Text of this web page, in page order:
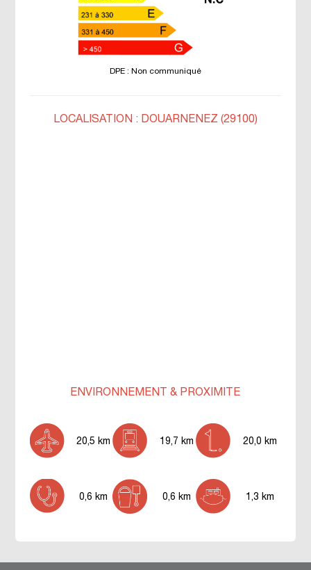
DPE : Non communiqué
LOCALISATION : DOUARNENEZ (29100)
ENVIRONNEMENT & PROXIMITÉ
20,5 km 19,7 km 20,0 km
0,6 km 0,6 km 1,3 km